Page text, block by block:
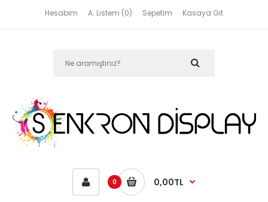
Hesabım A. Listem (0) Sepetim Kasaya Git
0 0,00TL